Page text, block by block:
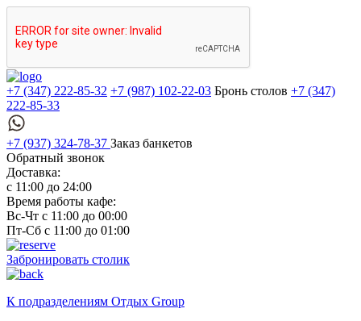
+7 (347) 222-85-32 +7 (987) 102-22-03 Бронь столов +7 (347)
222-85-33
+7 (937) 324-78-37 Заказ банкетов
Обратный звонок
Доставка:
с 11:00 до 24:00
Время работы кафе:
Вс-Чт с 11:00 до 00:00
Пт-Сб с 11:00 до 01:00
Забронировать столик
К подразделениям Отдых Group